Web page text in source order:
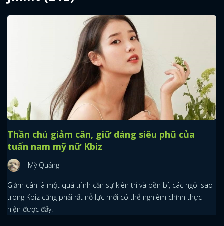
Thần chú giảm cân, giữ dáng siêu phũ của
tuấn nam mỹ nữ Kbiz
Mỳ Quảng
Giảm cân là một quá trình cần sự kiên trì và bền bỉ, các ngôi sao
trong Kbiz cũng phải rất nỗ lực mới có thể nghiêm chỉnh thực
hiện được đấy.